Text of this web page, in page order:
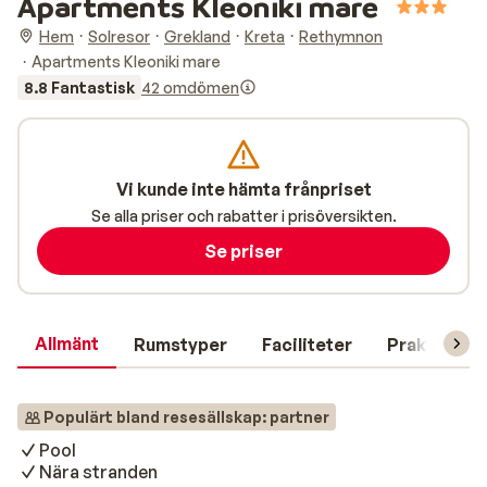
Hem Solresor Grekland Kreta
Rethymnon
Apartments Kleoniki mare
8.8 Fantastisk 42 omdömen
Allmänt Rumstyper Faciliteter Praktisk
Populärt bland resesällskap: partner
Pool
Nära stranden
Vi kunde inte hämta frånpriset
Se alla priser och rabatter i prisöversikten.
Se priser